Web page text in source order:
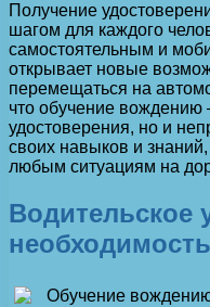
Получение
шагом для каждого
самостоятельным и
открывает новые
перемещаться на
что обучение вождению
удостоверения, но и
своих навыков и
любым ситуациям на
Водительское